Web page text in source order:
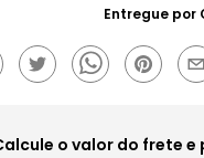
Entregue por